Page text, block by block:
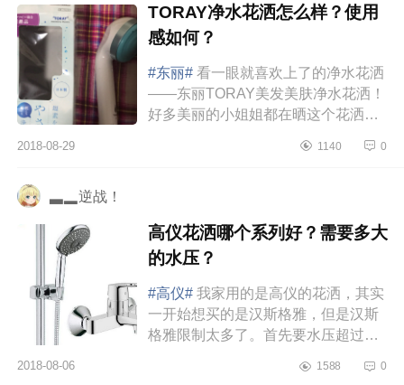
TORAY净水花洒怎么样？使用
感如何？
#东丽# 看一眼就喜欢上了的净水花洒
——东丽TORAY美发美肤净水花洒！
好多美丽的小姐姐都在晒这个花洒，
更没有用过了，这还是第一次见到...
2018-08-29 1140 0
▃▂逆战！
高仪花洒哪个系列好？需要多大
的水压？
#高仪# 我家用的是高仪的花洒，其实
一开始想买的是汉斯格雅，但是汉斯
格雅限制太多了。首先要水压超过至
超过16L，不然花了高价确达不...
2018-08-06 1588 0